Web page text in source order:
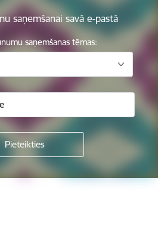
saņemšanai savā e-pastā
saņemšanas tēmas: